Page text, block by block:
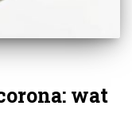
wat